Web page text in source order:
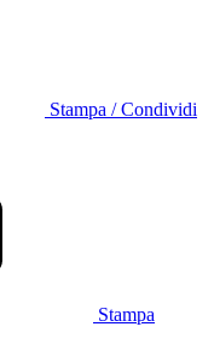
Stampa / Condividi
Stampa